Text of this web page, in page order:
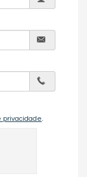
novembro de
privacidade